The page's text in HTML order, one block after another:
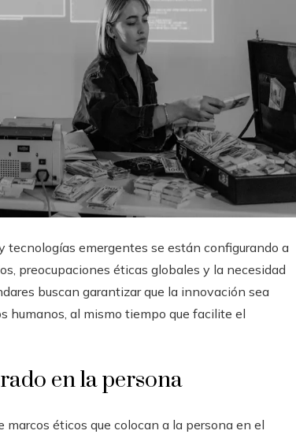
emergentes se están configurando a
preocupaciones éticas globales y la necesidad
buscan garantizar que la innovación sea
humanos, al mismo tiempo que facilite el
en la persona
éticos que colocan a la persona en el